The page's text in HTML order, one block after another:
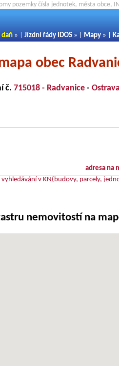
pozemky čísla jednotek, města obce,
daň » | Jízdní řády IDOS » | Mapy » |
obec
č. 715018 - Radvanice - Ostrava
adresa na
vyhledávání v KN(budovy, parcely,
nemovitostí na